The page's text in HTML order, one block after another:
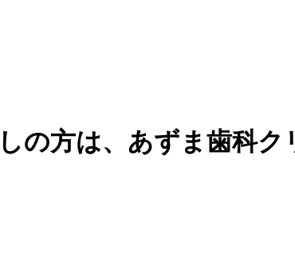
の方は、あずま歯科ク